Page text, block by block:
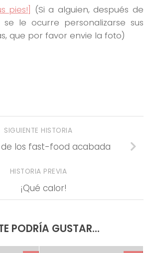
pies!]
(Si a alguien, después de
le ocurre personalizarse sus
que por favor envie la foto)
SIGUIENTE HISTORIA
de los fast-food acabada
HISTORIA PREVIA
¡Qué calor!
PODRÍA GUSTAR...